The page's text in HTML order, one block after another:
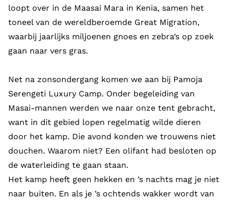
loopt over in de Maasai Mara in Kenia, samen het
toneel van de wereldberoemde Great Migration,
waarbij jaarlijks miljoenen gnoes en zebra’s op zoek
gaan naar vers gras.
Net na zonsondergang komen we aan bij Pamoja
Serengeti Luxury Camp. Onder begeleiding van
Masai-mannen werden we naar onze tent gebracht,
want in dit gebied lopen regelmatig wilde dieren
door het kamp. Die avond konden we trouwens niet
douchen. Waarom niet? Een olifant had besloten op
de waterleiding te gaan staan.
Het kamp heeft geen hekken en ’s nachts mag je niet
naar buiten. En als je ’s ochtends wakker wordt van